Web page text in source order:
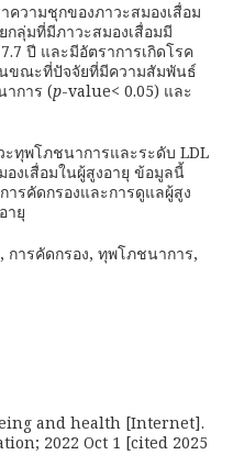
ความชุกของภาวะสมองเสื่อม
กลุ่มที่มีภาวะสมองเสื่อมมี
ปี และมีอัตราการเกิดโรค
ขณะที่ปัจจัยที่มีความสัมพันธ์
าการ (p-value< 0.05) และ
ะทุพโภชนาการและระดับ LDL
งเสื่อมในผู้สูงอายุ ข้อมูลนี้
รคัดกรองและการดูแลผู้สูง
ายุ
การคัดกรอง, ทุพโภชนาการ,
and health [Internet].
2022 Oct 1 [cited 2025